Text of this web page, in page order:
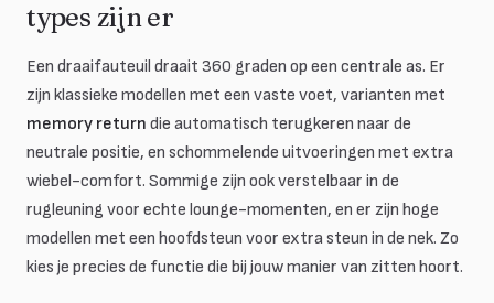
types zijn er
Een draaifauteuil draait 360 graden op een centrale as. Er
zijn klassieke modellen met een vaste voet, varianten met
memory return die automatisch terugkeren naar de
neutrale positie, en schommelende uitvoeringen met extra
wiebel-comfort. Sommige zijn ook verstelbaar in de
rugleuning voor echte lounge-momenten, en er zijn hoge
modellen met een hoofdsteun voor extra steun in de nek. Zo
kies je precies de functie die bij jouw manier van zitten hoort.